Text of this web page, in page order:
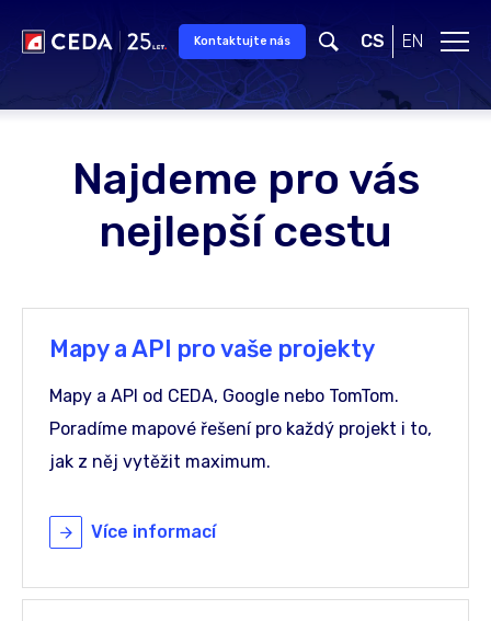
Kontaktujte nás CS EN
Najdeme pro vás
nejlepší cestu
Mapy a API pro vaše projekty
Mapy a API od CEDA, Google nebo TomTom.
Poradíme mapové řešení pro každý projekt i to,
jak z něj vytěžit maximum.
Více informací